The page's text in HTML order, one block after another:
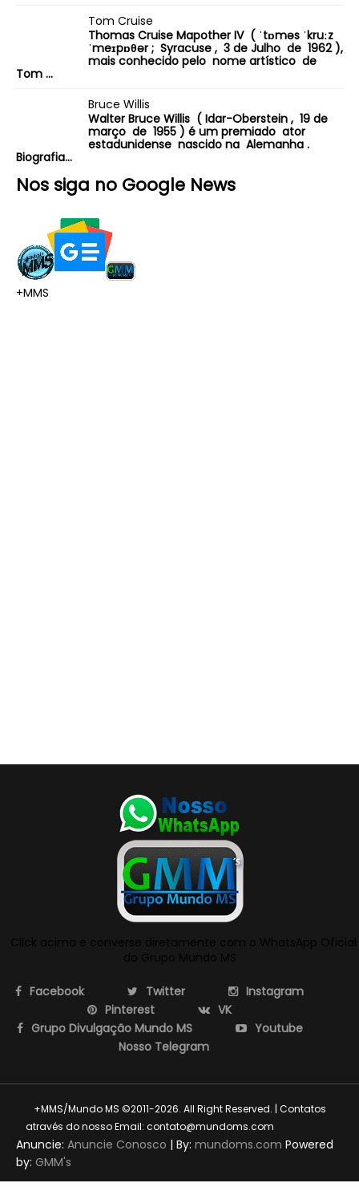
Tom Cruise
Thomas Cruise Mapother IV ( ˈtɒməs ˈkruːz
ˈmeɪpɒθər ; Syracuse , 3 de Julho de 1962 ),
mais conhecido pelo nome artístico de
Tom ...
Bruce Willis
Walter Bruce Willis ( Idar-Oberstein , 19 de
março de 1955 ) é um premiado ator
estadunidense nascido na Alemanha .
Biografia...
Nos siga no Google News
+MMS
Facebook Twitter
Instagram
Pinterest
VK
Grupo Divulgação Mundo MS
Youtube
Nosso Telegram
+MMS/Mundo MS ©2011-2026. All Right Reserved. | Contatos
através do nosso Email: contato@mundoms.com
Anuncie: Anuncie Conosco | By: mundoms.com Powered
by: GMM's